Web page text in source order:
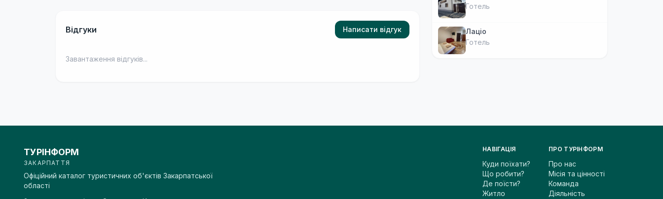
Відгуки Написати відгук
Завантаження відгуків...
Готель
Лаціо
Готель
ТУРІНФОРМ
ЗАКАРПАТТЯ
Офіційний каталог туристичних об'єктів Закарпатської
області
НАВІГАЦІЯ
Куди поїхати?
Що робити?
Де поїсти?
Житло
ПРО ТУРІНФОРМ
Про нас
Місія та цінності
Команда
Діяльність